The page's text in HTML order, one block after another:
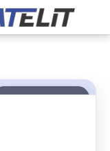
▶ Ascultă articolul